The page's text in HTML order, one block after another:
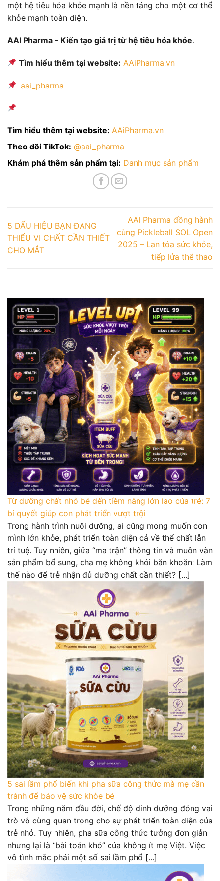
một hệ tiêu hóa khỏe mạnh là nền tảng cho một cơ thể
khỏe mạnh toàn diện.
AAI Pharma – Kiến tạo giá trị từ hệ tiêu hóa khỏe.
Tìm hiểu thêm tại website: AAiPharma.vn
aai_pharma
Tìm hiểu thêm tại website: AAiPharma.vn
Theo dõi TikTok: @aai_pharma
Khám phá thêm sản phẩm tại: Danh mục sản phẩm
5 DẤU HIỆU BẠN ĐANG
THIẾU VI CHẤT CẦN THIẾT
CHO MẮT
AAI Pharma đồng hành
cùng Pickleball SOL Open
2025 – Lan tỏa sức khỏe,
tiếp lửa thể thao
Từ dưỡng chất nhỏ bé đến tiềm năng lớn lao của trẻ: 7
bí quyết giúp con phát triển vượt trội
Trong hành trình nuôi dưỡng, ai cũng mong muốn con
mình lớn khỏe, phát triển toàn diện cả về thể chất lẫn
trí tuệ. Tuy nhiên, giữa “ma trận” thông tin và muôn vàn
sản phẩm bổ sung, cha mẹ không khỏi băn khoăn: Làm
thế nào để trẻ nhận đủ dưỡng chất cần thiết? [...]
5 sai lầm phổ biến khi pha sữa công thức mà mẹ cần
tránh để bảo vệ sức khỏe bé
Trong những năm đầu đời, chế độ dinh dưỡng đóng vai
trò vô cùng quan trọng cho sự phát triển toàn diện của
trẻ nhỏ. Tuy nhiên, pha sữa công thức tưởng đơn giản
nhưng lại là “bài toán khó” của không ít mẹ Việt. Việc
vô tình mắc phải một số sai lầm phổ [...]